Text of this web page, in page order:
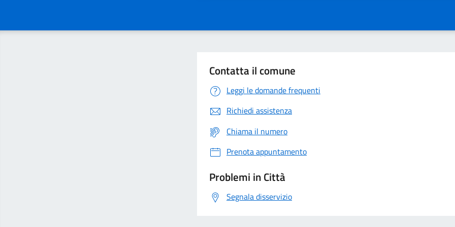
Contatta il comune
Leggi le domande frequenti
Richiedi assistenza
Chiama il numero
Prenota appuntamento
Problemi in Città
Segnala disservizio